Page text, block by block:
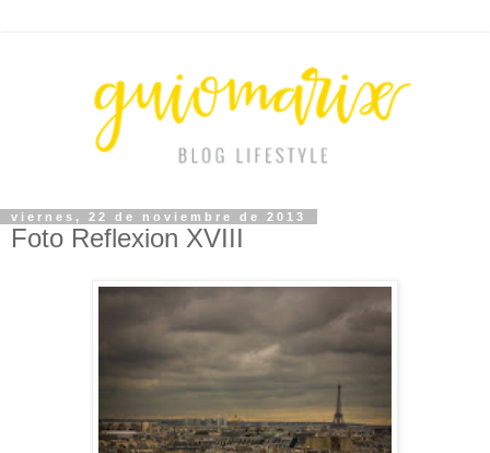
viernes, 22 de noviembre de 2013
Foto Reflexion XVIII